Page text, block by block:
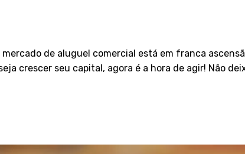
mercado de aluguel comercial está em franca
crescer seu capital, agora é a hora de agir! Não